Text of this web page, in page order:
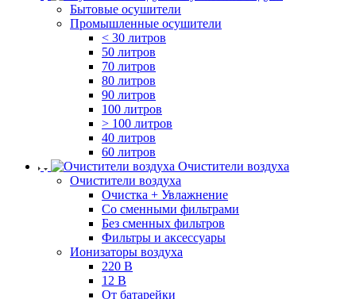
Бытовые осушители
Промышленные осушители
< 30 литров
50 литров
70 литров
80 литров
90 литров
100 литров
> 100 литров
40 литров
60 литров
Очистители воздуха
Очистители воздуха
Очистка + Увлажнение
Cо сменными фильтрами
Без сменных фильтров
Фильтры и аксессуары
Ионизаторы воздуха
220 В
12 В
От батарейки